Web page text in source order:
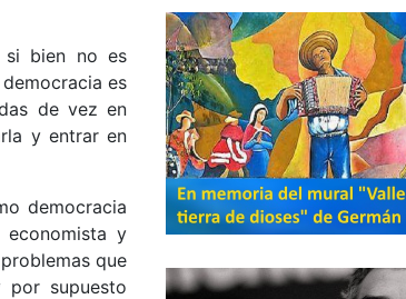
si bien no es
es
de vez en
y entrar en
democracia
economista y
que
por supuesto